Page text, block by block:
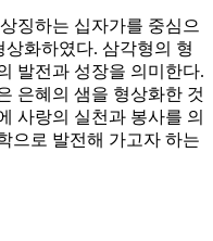
징하는 십자가를 중심으
상화하였다. 삼각형의 형
발전과 성장을 의미한다.
은혜의 샘을 형상화한 것
사랑의 실천과 봉사를 의
으로 발전해 가고자 하는